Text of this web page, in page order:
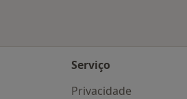
Serviço
Privacidade